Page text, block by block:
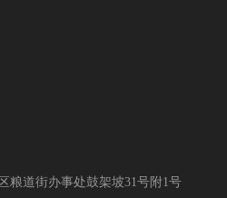
粮道街办事处鼓架坡31号附1号